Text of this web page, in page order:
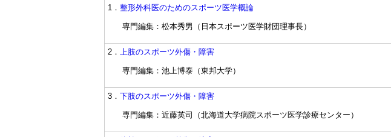
1． 整形外科医のためのスポーツ医学概論
専門編集：松本秀男（日本スポーツ医学財団理事長）
2． 上肢のスポーツ外傷・障害
専門編集：池上博泰（東邦大学）
3． 下肢のスポーツ外傷・障害
専門編集：近藤英司（北海道大学病院スポーツ医学診療センター）